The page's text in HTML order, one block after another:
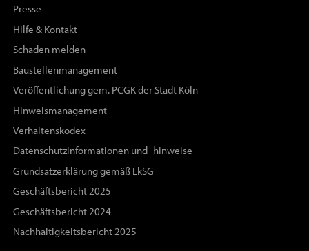
Presse
Hilfe & Kontakt
Schaden melden
Baustellenmanagement
Veröffentlichung gem. PCGK der Stadt Köln
Hinweismanagement
Verhaltenskodex
Datenschutzinformationen und -hinweise
Grundsatzerklärung gemäß LkSG
Geschäftsbericht 2025
Geschäftsbericht 2024
Nachhaltigkeitsbericht 2025